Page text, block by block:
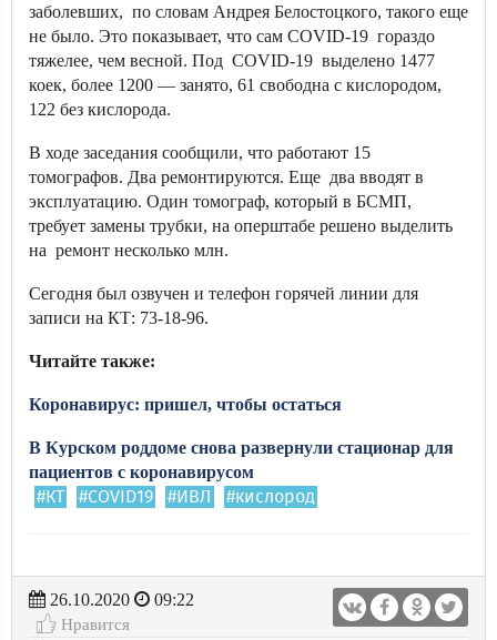
заболевших, по словам Андрея Белостоцкого, такого еще
не было. Это показывает, что сам COVID-19 гораздо
тяжелее, чем весной. Под COVID-19 выделено 1477
коек, более 1200 — занято, 61 свободна с кислородом,
122 без кислорода.
В ходе заседания сообщили, что работают 15
томографов. Два ремонтируются. Еще два вводят в
эксплуатацию. Один томограф, который в БСМП,
требует замены трубки, на оперштабе решено выделить
на ремонт несколько млн.
Сегодня был озвучен и телефон горячей линии для
записи на КТ: 73-18-96.
Читайте также:
Коронавирус: пришел, чтобы остаться
В Курском роддоме снова развернули стационар для
пациентов с коронавирусом
#КТ #COVID19 #ИВЛ #кислород
26.10.2020
09:22
Нравится